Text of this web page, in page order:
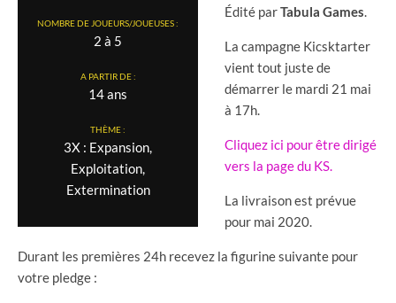
NOMBRE DE JOUEURS/JOUEUSES :
2 à 5
A PARTIR DE :
14 ans
THÈME :
3X : Expansion,
Exploitation,
Extermination
Édité parTabula Games.
La campagne Kicsktarter
vient tout juste de
démarrer le mardi 21 mai
à 17h.
Cliquez ici pour être dirigé
vers la page du KS.
La livraison est prévue
pour mai 2020.
Durant les premières 24h recevez la figurine suivante pour
votre pledge :